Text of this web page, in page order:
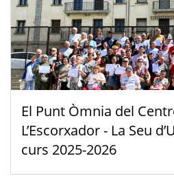
El Punt Òmnia del
L’Escorxador - La Seu
curs 2025-2026